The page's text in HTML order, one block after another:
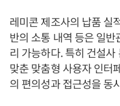
레미콘 제조사의 납품 실
반의 소통 내역 등은 일
리 가능하다. 특히 건설
맞춘 맞춤형 사용자 인터
의 편의성과 접근성을 동